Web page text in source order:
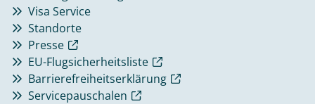
Visa Service
Standorte
Presse
EU-Flugsicherheitsliste
Barrierefreiheitserklärung
Servicepauschalen